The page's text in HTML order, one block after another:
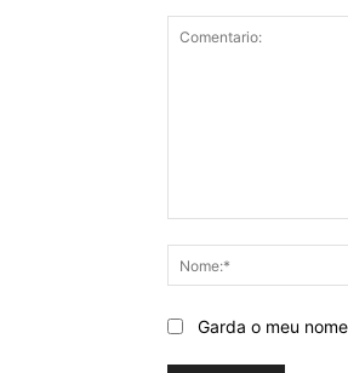
Garda o meu